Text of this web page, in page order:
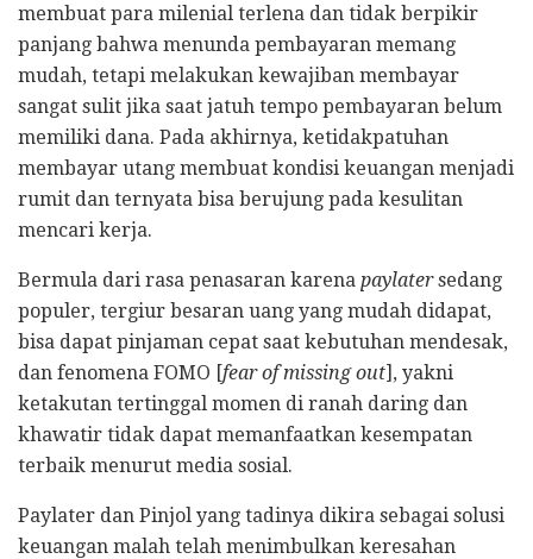
membuat para milenial terlena dan tidak berpikir
panjang bahwa menunda pembayaran memang
mudah, tetapi melakukan kewajiban membayar
sangat sulit jika saat jatuh tempo pembayaran belum
memiliki dana. Pada akhirnya, ketidakpatuhan
membayar utang membuat kondisi keuangan menjadi
rumit dan ternyata bisa berujung pada kesulitan
mencari kerja.
Bermula dari rasa penasaran karena paylatersedang
populer, tergiur besaran uang yang mudah didapat,
bisa dapat pinjaman cepat saat kebutuhan mendesak,
dan fenomena FOMO [fear of missing out], yakni
ketakutan tertinggal momen di ranah daring dan
khawatir tidak dapat memanfaatkan kesempatan
terbaik menurut media sosial.
Paylater dan Pinjol yang tadinya dikira sebagai solusi
keuangan malah telah menimbulkan keresahan